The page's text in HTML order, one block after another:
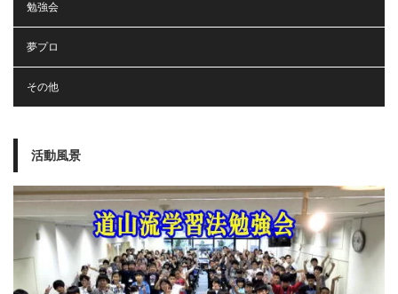
勉強会
夢プロ
その他
活動風景